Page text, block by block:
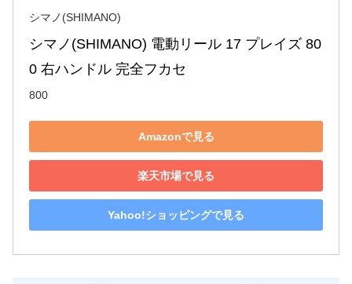
シマノ(SHIMANO)
シマノ(SHIMANO) 電動リール 17 プレイズ 80
0 右ハンドル 完全フカセ
800
Amazonで見る
楽天市場で見る
Yahoo!ショッピングで見る